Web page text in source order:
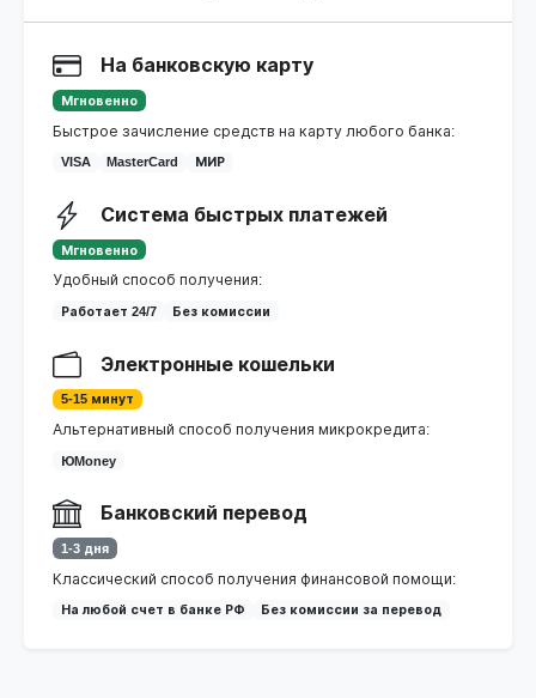
На банковскую карту
Мгновенно
Быстрое зачисление средств на карту любого банка:
VISA MasterCard МИР
Система быстрых платежей
Мгновенно
Удобный способ получения:
Работает 24/7 Без комиссии
Электронные кошельки
5-15 минут
Альтернативный способ получения микрокредита:
ЮMoney
Банковский перевод
1-3 дня
Классический способ получения финансовой помощи:
На любой счет в банке РФ Без комиссии за перевод